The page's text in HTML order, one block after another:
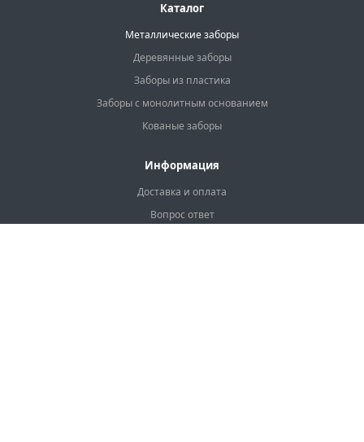
Каталог
Металлические заборы
Деревянные заборы
Заборы из пластика
Заборы с монолитным основанием
Кованые заборы
Информация
Доставка и оплата
Вопрос ответ